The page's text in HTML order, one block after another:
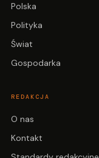
Polska
Polityka
Świat
Gospodarka
REDAKCJA
O nas
Kontakt